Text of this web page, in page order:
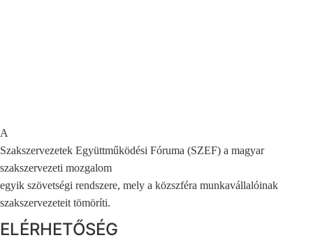
A
Szakszervezetek Együttműködési Fóruma (SZEF) a magyar
szakszervezeti mozgalom
egyik szövetségi rendszere, mely a közszféra munkavállalóinak
szakszervezeteit tömöríti.
ELÉRHETŐSÉG